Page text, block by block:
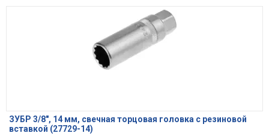
ЗУБР 3/8″, 14 мм, свечная торцовая головка с резиновой
вставкой (27729-14)